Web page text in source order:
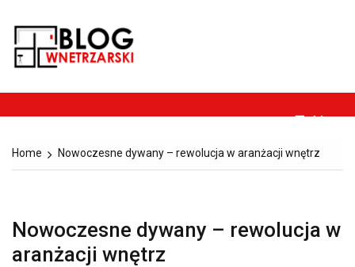
content
architektura.
Menu
Home Nowoczesne dywany – rewolucja w aranżacji wnętrz
Nowoczesne dywany – rewolucja w
aranżacji wnętrz